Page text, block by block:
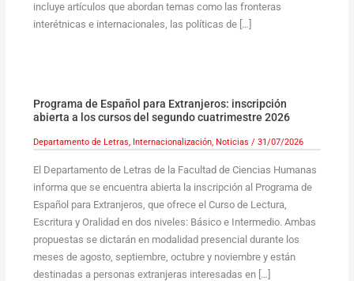
incluye artículos que abordan temas como las fronteras
interétnicas e internacionales, las políticas de […]
Programa de Español para Extranjeros: inscripción
abierta a los cursos del segundo cuatrimestre 2026
Departamento de Letras, Internacionalización, Noticias / 31/07/2026
El Departamento de Letras de la Facultad de Ciencias Humanas
informa que se encuentra abierta la inscripción al Programa de
Español para Extranjeros, que ofrece el Curso de Lectura,
Escritura y Oralidad en dos niveles: Básico e Intermedio. Ambas
propuestas se dictarán en modalidad presencial durante los
meses de agosto, septiembre, octubre y noviembre y están
destinadas a personas extranjeras interesadas en […]